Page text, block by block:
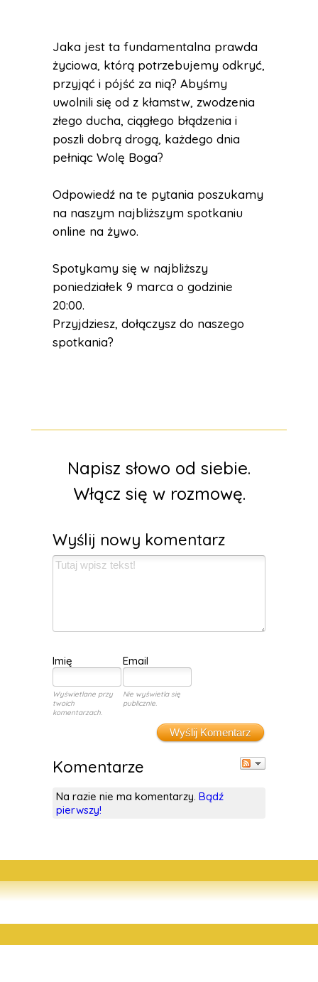
Jaka jest ta fundamentalna prawda
życiowa, którą potrzebujemy odkryć,
przyjąć i pójść za nią? Abyśmy
uwolnili się od z kłamstw, zwodzenia
złego ducha, ciągłego błądzenia i
poszli dobrą drogą, każdego dnia
pełniąc Wolę Boga?
Odpowiedź na te pytania poszukamy
na naszym najbliższym spotkaniu
online na żywo.
Spotykamy się w najbliższy
poniedziałek 9 marca o godzinie
20:00.
Przyjdziesz, dołączysz do naszego
spotkania?
Napisz słowo od siebie.
Włącz się w rozmowę.
Komentarze
Na razie nie ma komentarzy. Bądź
pierwszy!
Wyślij nowy komentarz
Imię Email
Wyświetlane przy
twoich
komentarzach.
Nie wyświetla się
publicznie.
Wyślij Komentarz